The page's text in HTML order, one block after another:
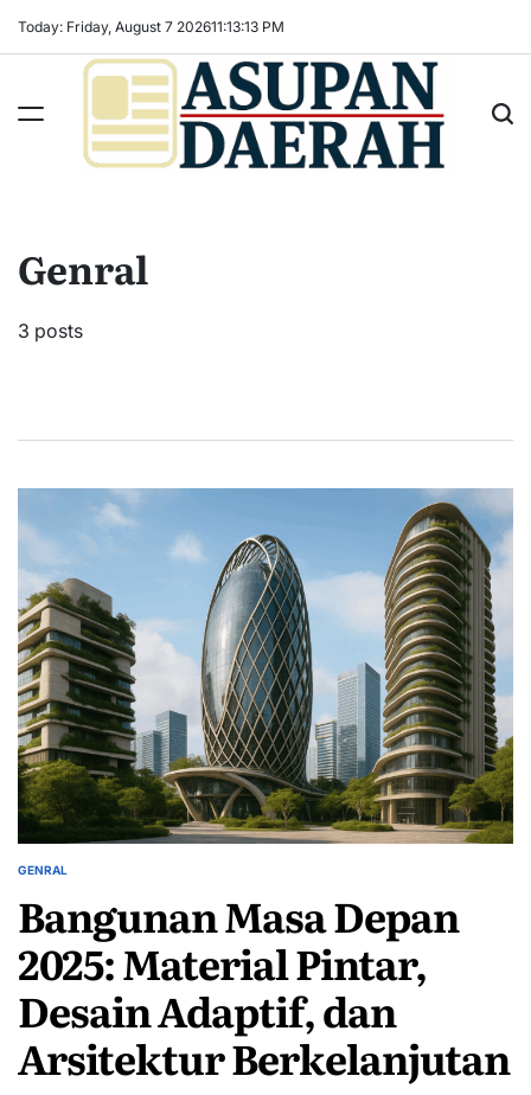
Today: Friday, August 7 202611:13:13 PM
untuk
Sekitarnya
Genral
3 posts
POSTED
GENRAL
Bangunan Masa Depan
2025: Material Pintar,
Desain Adaptif, dan
Arsitektur Berkelanjutan